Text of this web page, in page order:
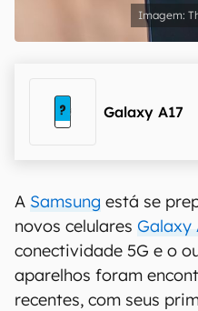
Galaxy A17
A Samsung está se
novos celulares Galaxy
conectividade 5G e o
aparelhos foram
recentes, com seus